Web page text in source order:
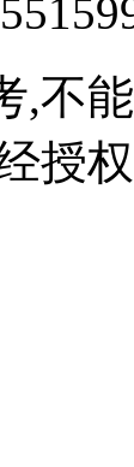
,不
授